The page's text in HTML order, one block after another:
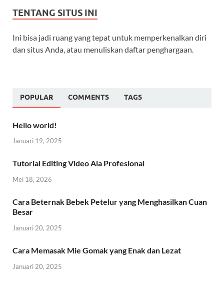
TENTANG SITUS INI
Ini bisa jadi ruang yang tepat untuk memperkenalkan diri
dan situs Anda, atau menuliskan daftar penghargaan.
POPULAR COMMENTS TAGS
Hello world!
Januari 19, 2025
Tutorial Editing Video Ala Profesional
Mei 18, 2026
Cara Beternak Bebek Petelur yang Menghasilkan Cuan
Besar
Januari 20, 2025
Cara Memasak Mie Gomak yang Enak dan Lezat
Januari 20, 2025